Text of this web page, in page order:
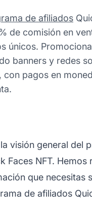
de afiliados
de comisión en
únicos.
banners y redes
con pagos en
visión general del
Faces NFT. Hemos
que necesitas
de afiliados